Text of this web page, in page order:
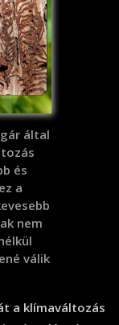
által
és
a
nem
válik
a klímaváltozás